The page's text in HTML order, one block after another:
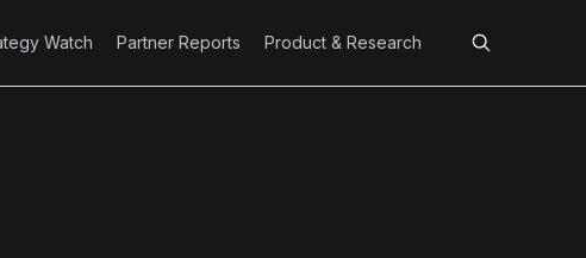
Watch Partner Reports Product & Research